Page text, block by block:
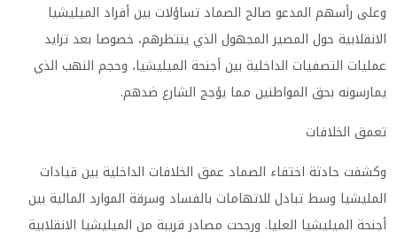
وعلى رأسهم المدعو صالح الصماد تساؤلات بين أفراد الميليشيا
الانقلابية حول المصير المجهول الذي ينتظرهم، خصوصا بعد تزايد
عمليات التصفيات الداخلية بين أجنحة الميليشيا، وحجم النهب الذي
يمارسونه بحق المواطنين مما يؤجج الشارع ضدهم.
تعمق الخلافات
وكشفت حادثة اختفاء الصماد عمق الخلافات الداخلية بين قيادات
المليشيا وسط تبادل للاتهامات بالفساد وسرقة الموارد المالية بين
أجنحة الميليشيا العليا. ورجحت مصادر قريبة من الميليشيا الانقلابية